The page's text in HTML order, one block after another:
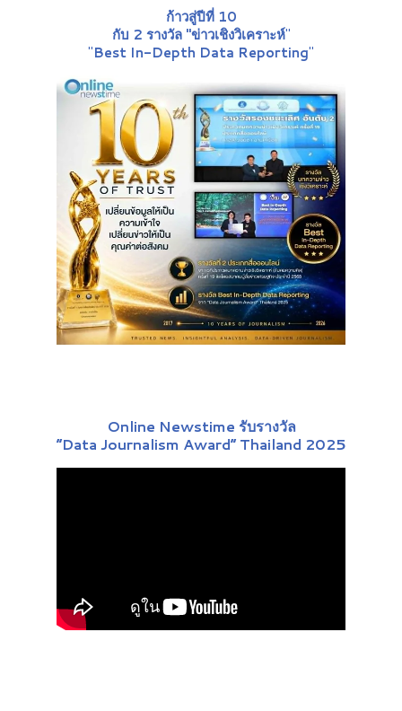
ก้าวสู่ปีที่ 10
กับ 2 รางวัล "ข่าวเชิงวิเคราะห์"
"Best In-Depth Data Reporting"
Online Newstime รับรางวัล
“Data Journalism Award” Thailand 2025